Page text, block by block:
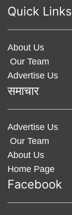
Quick Links
About Us
Our Team
Advertise Us
समाचार
Advertise Us
Our Team
About Us
Home Page
Facebook